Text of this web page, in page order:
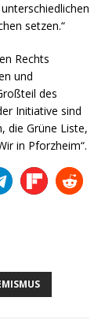
setzen.“
Rechts
und
des
Initiative sind
die Grüne Liste,
in Pforzheim“.